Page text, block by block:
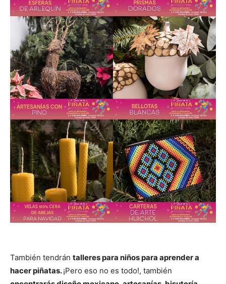
También tendrán talleres para niños para aprender a
hacer piñatas.¡Pero eso no es todo!, también